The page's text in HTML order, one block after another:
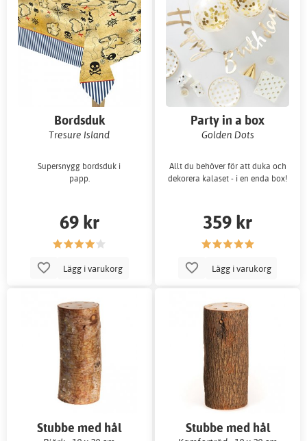
Bordsduk
Tresure Island
Supersnygg bordsduk i
papp.
69 kr
Lägg i varukorg
Party in a box
Golden Dots
Allt du behöver för att duka och
dekorera kalaset - i en enda box!
359 kr
Lägg i varukorg
Stubbe med hål Stubbe med hål